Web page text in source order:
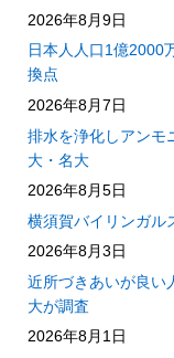
2026年8月9日
日本人人口1億
換点
2026年8月7日
排水を浄化しアン
大・名大
2026年8月5日
横須賀バイリンガル
2026年8月3日
近所づきあいが良
大が調査
2026年8月1日